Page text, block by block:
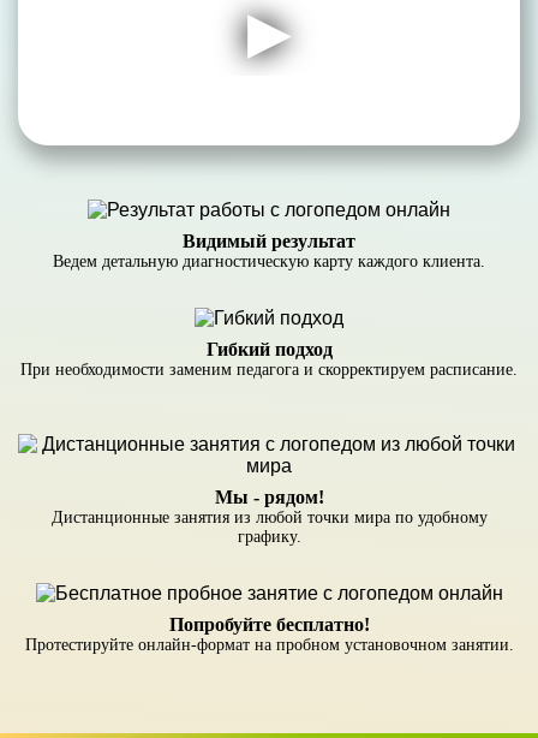
Видимый результат
Ведем детальную диагностическую карту каждого клиента.
Гибкий подход
При необходимости заменим педагога и скорректируем расписание.
Мы - рядом!
Дистанционные занятия из любой точки мира по удобному
графику.
Попробуйте бесплатно!
Протестируйте онлайн-формат на пробном установочном занятии.